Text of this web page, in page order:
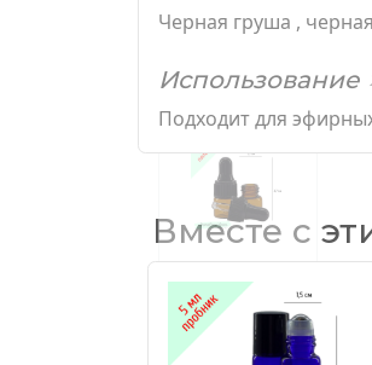
Черная груша ,
Использование
Подходит для
Вместе с